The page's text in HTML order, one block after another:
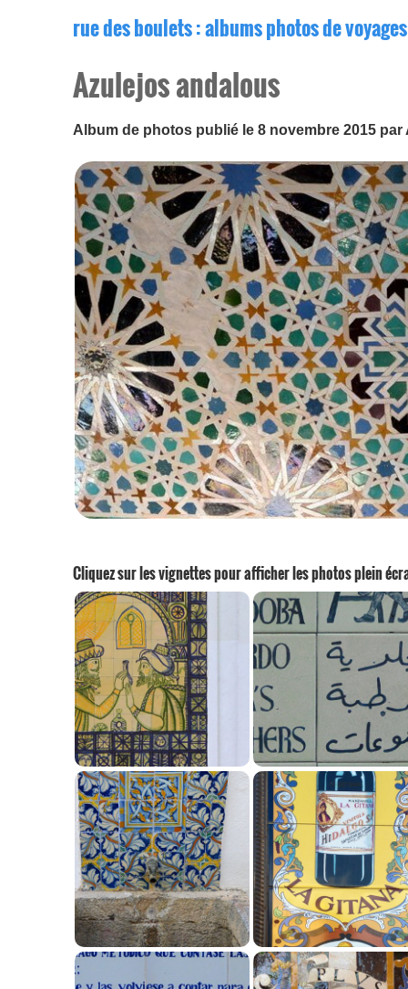
rue des boulets: albums photos de voyages
Azulejos andalous
Album de photos publié le 8 novembre 2015 par
Cliquez sur les vignettes pour afficher les photos plein